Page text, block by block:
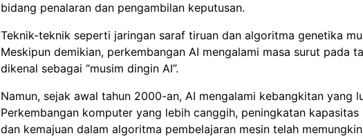
bidang penalaran dan pengambilan keputusan.
Teknik-teknik seperti jaringan saraf tiruan dan algoritma genetika
Meskipun demikian, perkembangan AI mengalami masa surut pada
dikenal sebagai “musim dingin AI”.
Namun, sejak awal tahun 2000-an, AI mengalami kebangkitan yang
Perkembangan komputer yang lebih canggih, peningkatan
dan kemajuan dalam algoritma pembelajaran mesin telah